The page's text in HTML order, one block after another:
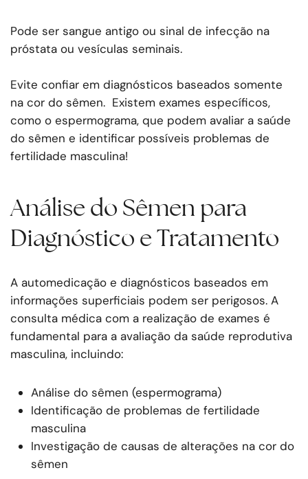
Pode ser sangue antigo ou sinal de infecção na
próstata ou vesículas seminais.
Evite confiar em diagnósticos baseados somente
na cor do sêmen. Existem exames específicos,
como o espermograma, que podem avaliar a saúde
do sêmen e identificar possíveis problemas de
fertilidade masculina!
Análise do Sêmen para
Diagnóstico e Tratamento
A automedicação e diagnósticos baseados em
informações superficiais podem ser perigosos. A
consulta médica com a realização de exames é
fundamental para a avaliação da saúde reprodutiva
masculina, incluindo:
Análise do sêmen (espermograma)
Identificação de problemas de fertilidade
masculina
Investigação de causas de alterações na cor do
sêmen